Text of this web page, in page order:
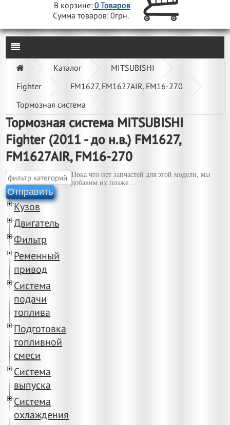
В корзине:0Товаров
Сумма товаров:0грн.
Каталог
MITSUBISHI
Fighter
FM1627, FM1627AIR, FM16-270
Тормозная система
Тормозная система MITSUBISHI
Fighter (2011 - до н.в.) FM1627,
FM1627AIR, FM16-270
Отправить
Кузов
Двигатель
Фильтр
Ременный
привод
Система
подачи
топлива
Подготовка
топливной
смеси
Система
выпуска
Система
охлаждения
Пока что нет запчастей для этой модели, мы
добавим их позже...